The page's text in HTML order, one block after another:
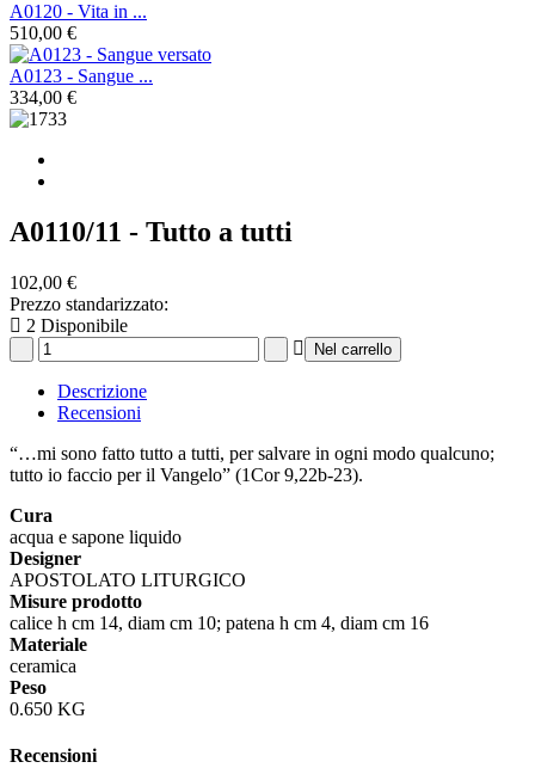
A0120 - Vita in ...
510,00 €
A0123 - Sangue ...
334,00 €
A0110/11 - Tutto a tutti
102,00 €
Prezzo standarizzato:
2 Disponibile
Descrizione
Recensioni
“…mi sono fatto tutto a tutti, per salvare in ogni modo qualcuno;
tutto io faccio per il Vangelo” (1Cor 9,22b-23).
Cura
acqua e sapone liquido
Designer
APOSTOLATO LITURGICO
Misure prodotto
calice h cm 14, diam cm 10; patena h cm 4, diam cm 16
Materiale
ceramica
Peso
0.650 KG
Recensioni